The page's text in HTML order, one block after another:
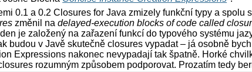
0.1 a 0.2 Closures for Java zmizely funkční typy a spolu
změnil nadelayed-execution blocks of code called
je založený na zařazení funkcí do typového systému
budou v Javě skutečně closures vypadat – já osobně
Expressions nakonec nevypadají tak špatně. Horké
rozumným způsobem podporovat. Prozatím tedy